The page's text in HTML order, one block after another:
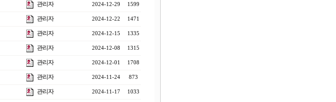
관리자 2024-12-29 1599
관리자 2024-12-22 1471
관리자 2024-12-15 1335
관리자 2024-12-08 1315
관리자 2024-12-01 1708
관리자 2024-11-24 873
관리자 2024-11-17 1033